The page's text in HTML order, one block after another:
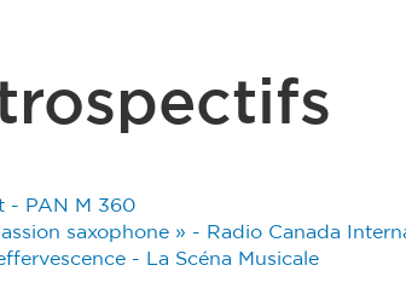
- PAN M 360
saxophone » - Radio Canada
- La Scéna Musicale